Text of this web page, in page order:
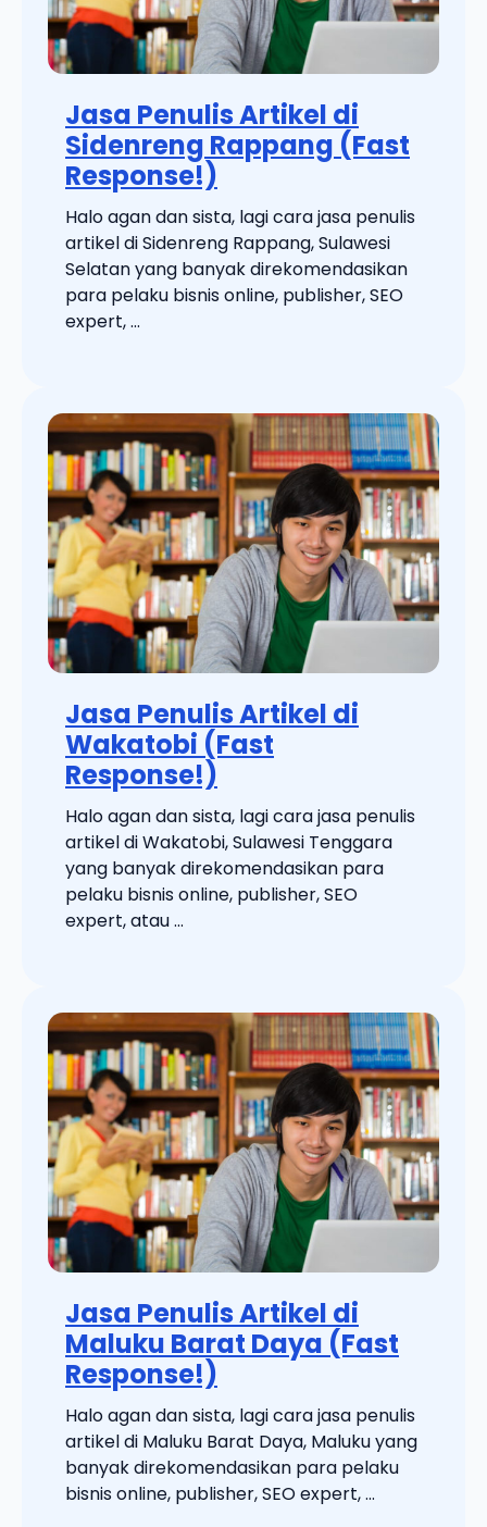
Jasa Penulis Artikel di
Sidenreng Rappang (Fast
Response!)
Halo agan dan sista, lagi cara jasa penulis
artikel di Sidenreng Rappang, Sulawesi
Selatan yang banyak direkomendasikan
para pelaku bisnis online, publisher, SEO
expert, ...
Jasa Penulis Artikel di
Wakatobi (Fast
Response!)
Halo agan dan sista, lagi cara jasa penulis
artikel di Wakatobi, Sulawesi Tenggara
yang banyak direkomendasikan para
pelaku bisnis online, publisher, SEO
expert, atau ...
Jasa Penulis Artikel di
Maluku Barat Daya (Fast
Response!)
Halo agan dan sista, lagi cara jasa penulis
artikel di Maluku Barat Daya, Maluku yang
banyak direkomendasikan para pelaku
bisnis online, publisher, SEO expert, ...